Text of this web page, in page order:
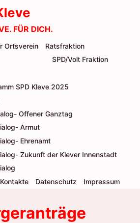
FÜR DICH.
Ortsverein
Ratsfraktion
SPD/Volt Fraktion
SPD Kleve 2025
Offener Ganztag
Armut
Ehrenamt
Zukunft der Klever Innenstadt
Kontakte Datenschutz Impressum